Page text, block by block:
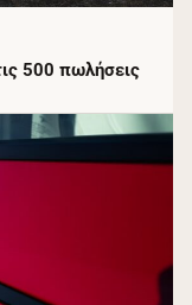
500 πωλήσεις